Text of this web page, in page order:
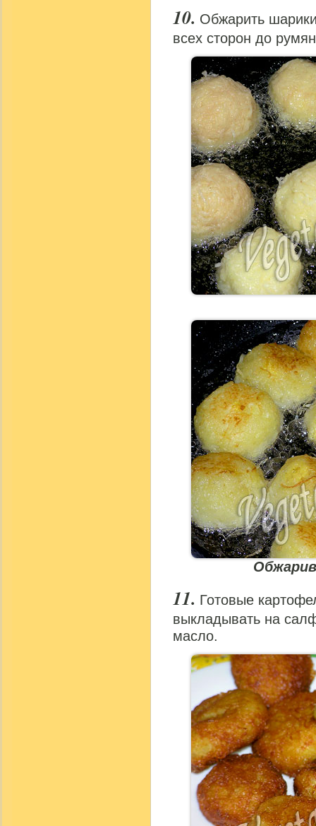
Обжарить
всех сторон до
Готовые
выкладывать на
масло.